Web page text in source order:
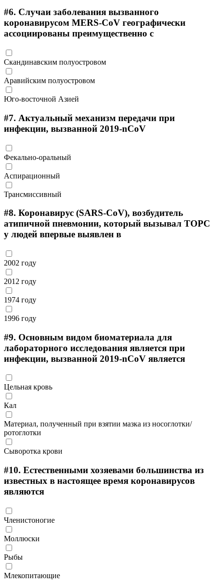
#6. Случаи заболевания вызванного
коронавирусом MERS-CoV географически
ассоциированы преимущественно с
Скандинавским полуостровом
Аравийским полуостровом
Юго-восточной Азией
#7. Актуальный механизм передачи при
инфекции, вызванной 2019-nCoV
Фекально-оральный
Аспирационный
Трансмиссивный
#8. Коронавирус (SARS-CoV), возбудитель
атипичной пневмонии, который вызывал ТОРС
у людей впервые выявлен в
2002 году
2012 году
1974 году
1996 году
#9. Основным видом биоматериала для
лабораторного исследования является при
инфекции, вызванной 2019-nCoV является
Цельная кровь
Кал
Материал, полученный при взятии мазка из носоглотки/
ротоглотки
Сыворотка крови
#10. Естественными хозяевами большинства из
известных в настоящее время коронавирусов
являются
Членистоногие
Моллюски
Рыбы
Млекопитающие